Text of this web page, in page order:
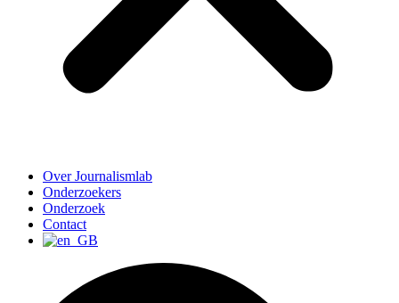
Over Journalismlab
Onderzoekers
Onderzoek
Contact